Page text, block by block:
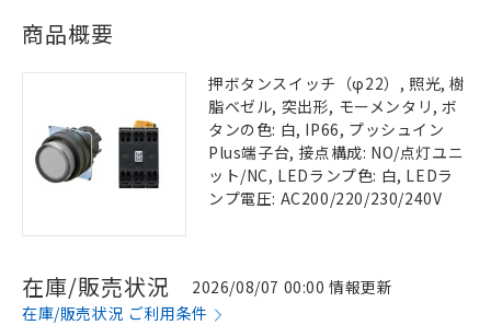
商品概要
押ボタンスイッチ（φ22）, 照光, 樹
脂ベゼル, 突出形, モーメンタリ, ボ
タンの色: 白, IP66, プッシュイン
Plus端子台, 接点構成: NO/点灯ユニ
ット/NC, LEDランプ色: 白, LEDラ
ンプ電圧: AC200/220/230/240V
在庫/販売状況
2026/08/07 00:00 情報更新
在庫/販売状況 ご利用条件